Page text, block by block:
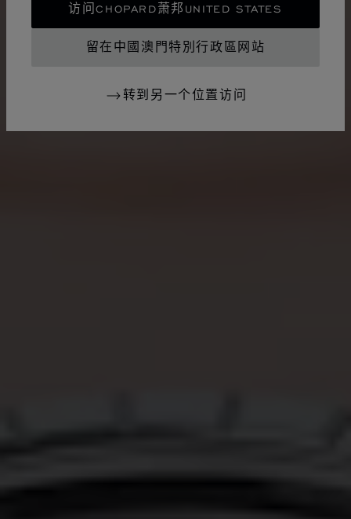
访问CHOPARD萧邦UNITED STATES
留在中國澳門特別行政區网站
转到另一个位置访问